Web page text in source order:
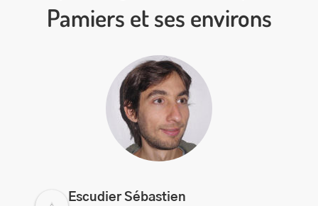
Pamiers et ses environs
Escudier Sébastien